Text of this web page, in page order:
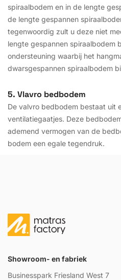
spiraalbodem en in de lengte
de lengte gespannen
tegenwoordig zult u deze niet
lengte gespannen spiraalbodem
ondersteuning waarbij het
dwarsgespannen spiraalbodem
5. Vlavro bedbodem
De valvro bedbodem bestaat uit
ventilatiegaatjes. Deze
ademend vermogen van de
bodem een egale tegendruk.
Showroom- en fabriek
Businesspark Friesland West 7